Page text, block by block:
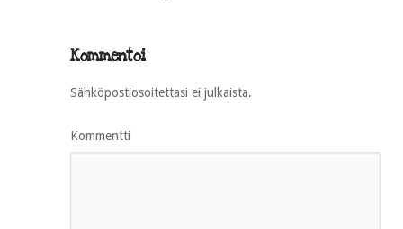
Kommentoi
Sähköpostiosoitettasi ei julkaista.
Kommentti